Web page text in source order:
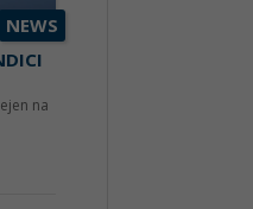
NEWS
na